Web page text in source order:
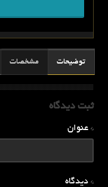
توضیحات مشخصات
ثبت دیدگاه
* عنوان
* دیدگاه